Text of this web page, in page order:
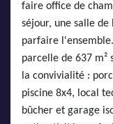
faire office de
séjour, une salle
parfaire
parcelle de 637 m²
la convivialité :
piscine 8x4, local
bûcher et garage